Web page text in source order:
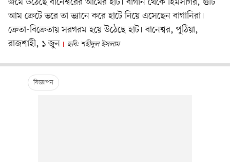
আম ক্রেটে ভরে তা ভ্যানে করে হাটে নিয়ে এসেছেন বাগানিরা।
ক্রেতা-বিক্রেতায় সরগরম হয়ে উঠেছে হাট। বানেশ্বর, পুঠিয়া,
রাজশাহী, ১ জুন
ছবি: শহীদুল ইসলাম